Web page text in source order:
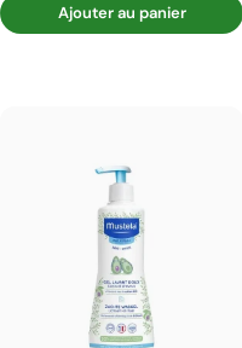
Ajouter au panier